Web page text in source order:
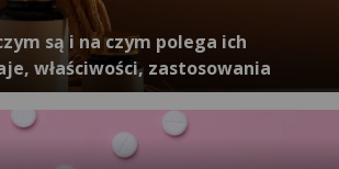
są i na czym polega ich
właściwości, zastosowania